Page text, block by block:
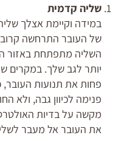
שליה קדמית
במידה וקיימת אצלך
של העובר התרחשה
השליה מתפתחת באזור
יותר לגב שלך. במקרים
פחות את תנועות העובר,
פנימה לכיוון גבה, ולא
מקשה על בדיות
את העובר אל מעבר